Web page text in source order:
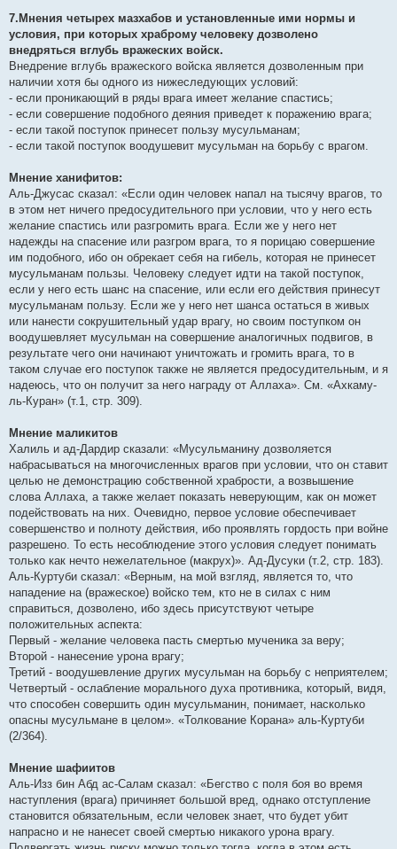
7.Мнения четырех мазхабов и установленные ими нормы и
условия, при которых храброму человеку дозволено
внедряться вглубь вражеских войск.
Внедрение вглубь вражеского войска является дозволенным при
наличии хотя бы одного из нижеследующих условий:
- если проникающий в ряды врага имеет желание спастись;
- если совершение подобного деяния приведет к поражению врага;
- если такой поступок принесет пользу мусульманам;
- если такой поступок воодушевит мусульман на борьбу с врагом.
Мнение ханифитов:
Аль-Джусас сказал: «Если один человек напал на тысячу врагов, то
в этом нет ничего предосудительного при условии, что у него есть
желание спастись или разгромить врага. Если же у него нет
надежды на спасение или разгром врага, то я порицаю совершение
им подобного, ибо он обрекает себя на гибель, которая не принесет
мусульманам пользы. Человеку следует идти на такой поступок,
если у него есть шанс на спасение, или если его действия принесут
мусульманам пользу. Если же у него нет шанса остаться в живых
или нанести сокрушительный удар врагу, но своим поступком он
воодушевляет мусульман на совершение аналогичных подвигов, в
результате чего они начинают уничтожать и громить врага, то в
таком случае его поступок также не является предосудительным, и я
надеюсь, что он получит за него награду от Аллаха». См. «Ахкаму-
ль-Куран» (т.1, стр. 309).
Мнение маликитов
Халиль и ад-Дардир сказали: «Мусульманину дозволяется
набрасываться на многочисленных врагов при условии, что он ставит
целью не демонстрацию собственной храбрости, а возвышение
слова Аллаха, а также желает показать неверующим, как он может
подействовать на них. Очевидно, первое условие обеспечивает
совершенство и полноту действия, ибо проявлять гордость при войне
разрешено. То есть несоблюдение этого условия следует понимать
только как нечто нежелательное (макрух)». Ад-Дусуки (т.2, стр. 183).
Аль-Куртуби сказал: «Верным, на мой взгляд, является то, что
нападение на (вражеское) войско тем, кто не в силах с ним
справиться, дозволено, ибо здесь присутствуют четыре
положительных аспекта:
Первый - желание человека пасть смертью мученика за веру;
Второй - нанесение урона врагу;
Третий - воодушевление других мусульман на борьбу с неприятелем;
Четвертый - ослабление морального духа противника, который, видя,
что способен совершить один мусульманин, понимает, насколько
опасны мусульмане в целом». «Толкование Корана» аль-Куртуби
(2/364).
Мнение шафиитов
Аль-Изз бин Абд ас-Салам сказал: «Бегство с поля боя во время
наступления (врага) причиняет большой вред, однако отступление
становится обязательным, если человек знает, что будет убит
напрасно и не нанесет своей смертью никакого урона врагу.